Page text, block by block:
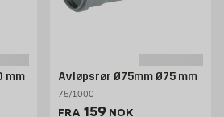
mm Avløpsrør Ø75mm Ø75 mm
75/1000
FRA Pris 159 NOK /stk
159 NOK